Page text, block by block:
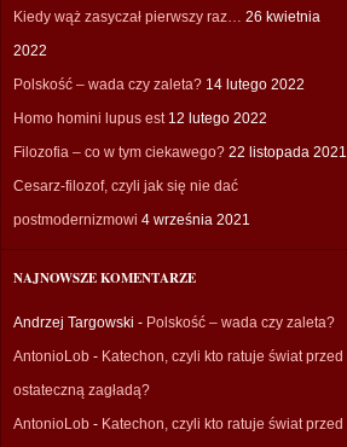
Kiedy wąż zasyczał pierwszy raz… 26 kwietnia
2022
Polskość – wada czy zaleta? 14 lutego 2022
Homo homini lupus est 12 lutego 2022
Filozofia – co w tym ciekawego? 22 listopada 2021
Cesarz-filozof, czyli jak się nie dać
postmodernizmowi 4 września 2021
NAJNOWSZE KOMENTARZE
Andrzej Targowski - Polskość – wada czy zaleta?
AntonioLob - Katechon, czyli kto ratuje świat przed
ostateczną zagładą?
AntonioLob - Katechon, czyli kto ratuje świat przed